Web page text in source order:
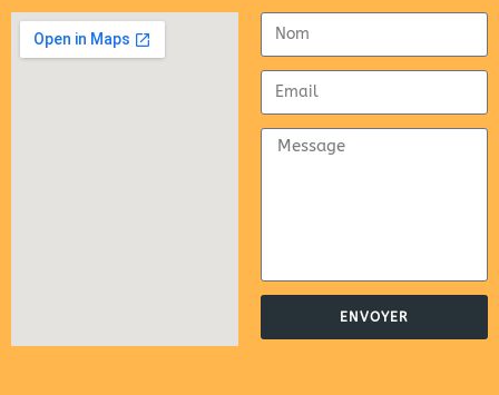
ENVOYER